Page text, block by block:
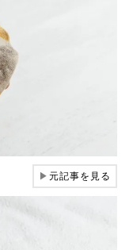
▶元記事を見る